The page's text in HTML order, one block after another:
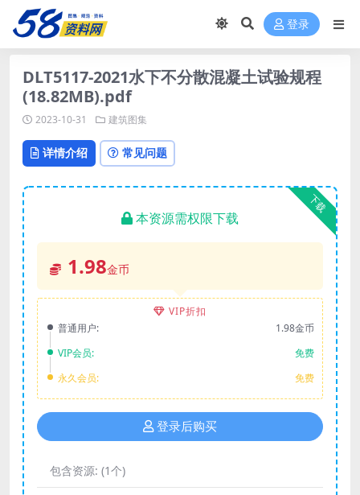
登录
DLT5117-2021水下不分散混凝土试验规程
(18.82MB).pdf
2023-10-31 建筑图集
详情介绍 常见问题
下载
本资源需权限下载
1.98金币
VIP折扣
普通用户:
1.98金币
VIP会员:
免费
永久会员:
免费
登录后购买
包含资源: (1个)